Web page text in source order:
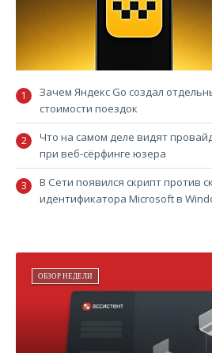
Зачем Яндекс Go создал
стоимости поездок
Что на самом деле видят
при веб-сёрфинге юзера
В Сети появился скрипт против
идентификатора Microsoft в
ОБЗОР НЕДЕЛИ